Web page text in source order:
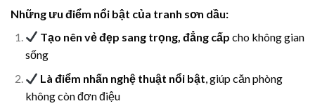
Những ưu điểm nổi bật của tranh sơn dầu:
Tạo nên vẻ đẹp sang trọng, đẳng cấp cho không gian
sống
Là điểm nhấn nghệ thuật nổi bật, giúp căn phòng
không còn đơn điệu